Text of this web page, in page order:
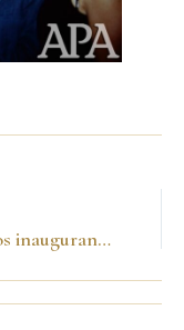
Con el Chiqui Garcia y Millonarios inaugurando el programa Vacaciones Creativas